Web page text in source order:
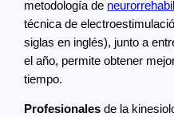
metodología de
técnica de
siglas en inglés), junto a
el año, permite obtener
tiempo.
Profesionales de la